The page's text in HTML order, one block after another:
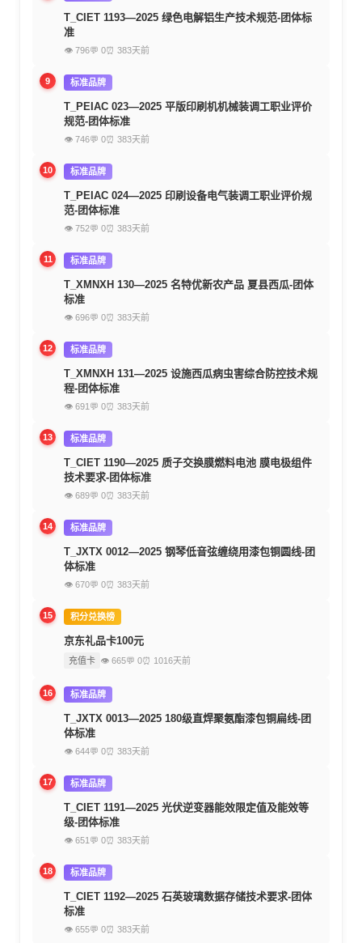
T_CIET 1193—2025 绿色电解铝生产技术规范-团体标
准
👁 796💬 0⏰ 383天前
9 标准品牌
T_PEIAC 023—2025 平版印刷机机械装调工职业评价
规范-团体标准
👁 746💬 0⏰ 383天前
10 标准品牌
T_PEIAC 024—2025 印刷设备电气装调工职业评价规
范-团体标准
👁 752💬 0⏰ 383天前
11 标准品牌
T_XMNXH 130—2025 名特优新农产品 夏县西瓜-团体
标准
👁 696💬 0⏰ 383天前
12 标准品牌
T_XMNXH 131—2025 设施西瓜病虫害综合防控技术规
程-团体标准
👁 691 💬 0⏰ 383天前
13 标准品牌
T_CIET 1190—2025 质子交换膜燃料电池 膜电极组件
技术要求-团体标准
👁 689💬 0⏰ 383天前
14 标准品牌
T_JXTX 0012—2025 钢琴低音弦缠绕用漆包铜圆线-团
体标准
👁 670💬 0⏰ 383天前
15 积分兑换榜
京东礼品卡100元
充值卡 👁 665💬 0⏰ 1016天前
16 标准品牌
T_JXTX 0013—2025 180级直焊聚氨酯漆包铜扁线-团
体标准
👁 644💬 0⏰ 383天前
17 标准品牌
T_CIET 1191—2025 光伏逆变器能效限定值及能效等
级-团体标准
👁 651 💬 0⏰ 383天前
18 标准品牌
T_CIET 1192—2025 石英玻璃数据存储技术要求-团体
标准
👁 655💬 0⏰ 383天前